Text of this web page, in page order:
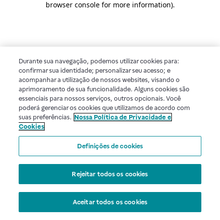
browser console for more information).
Durante sua navegação, podemos utilizar cookies para:
confirmar sua identidade; personalizar seu acesso; e
acompanhar a utilização de nossos websites, visando o
aprimoramento de sua funcionalidade. Alguns cookies são
essenciais para nossos serviços, outros opcionais. Você
poderá gerenciar os cookies que utilizamos de acordo com
suas preferências. Nossa Política de Privacidade e
Cookies
Definições de cookies
Rejeitar todos os cookies
Aceitar todos os cookies